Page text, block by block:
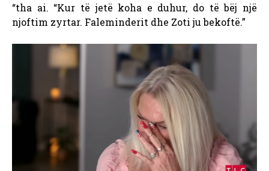
“tha ai. “Kur të jetë koha e duhur, do të bëj një
njoftim zyrtar. Faleminderit dhe Zoti ju bekoftë.”